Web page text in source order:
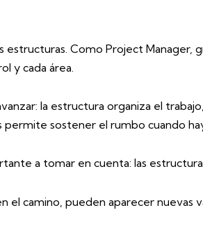
Como Project
y cada área.
la estructura organiza el
sostener el rumbo cuando
a tomar en cuenta: las
el camino, pueden aparecer